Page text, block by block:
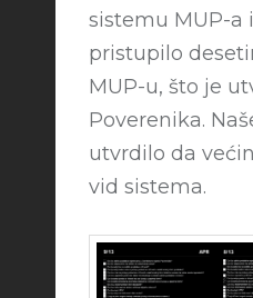
sistemu MUP-a
pristupilo
MUP-u, što je
Poverenika.
utvrdilo da
vid sistema.